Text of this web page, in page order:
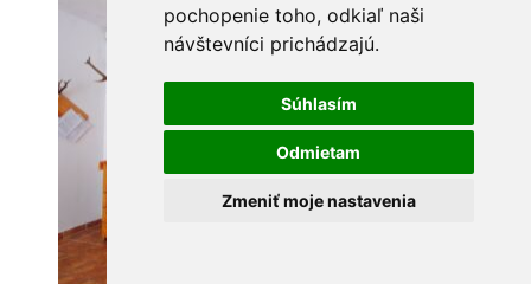
pochopenie toho, odkiaľ naši
návštevníci prichádzajú.
Súhlasím
Odmietam
Zmeniť moje nastavenia